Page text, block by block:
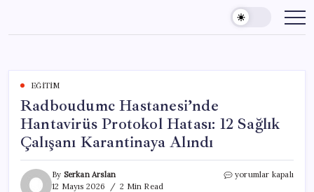
content
EĞITIM
Radboudumc Hastanesi’nde
Hantavirüs Protokol Hatası: 12 Sağlık
Çalışanı Karantinaya Alındı
By Serkan Arslan
12 Mayıs 2026
2 Min Read
Radboudumc
yorumlar kapalı